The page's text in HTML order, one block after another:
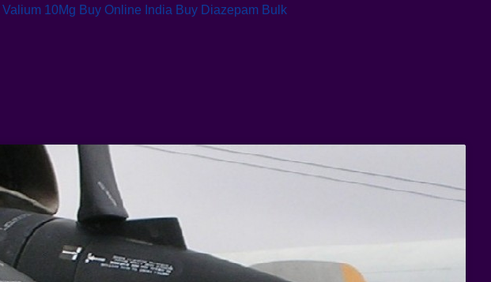
Valium 10Mg Buy Online India Buy Diazepam Bulk